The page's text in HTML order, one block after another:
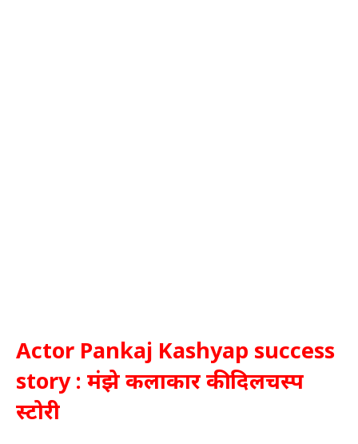
Actor Pankaj Kashyap success
story : मंझे कलाकार की दिलचस्प
स्टोरी